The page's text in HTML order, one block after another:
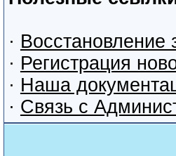
· Восстановление
· Регистрация
· Наша
· Связь с